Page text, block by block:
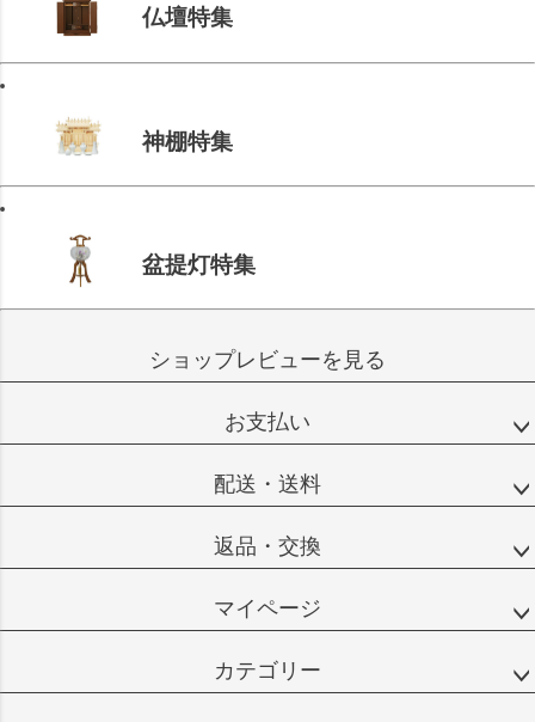
仏壇特集
神棚特集
盆提灯特集
ショップレビューを見る
お支払い
配送・送料
返品・交換
マイページ
カテゴリー